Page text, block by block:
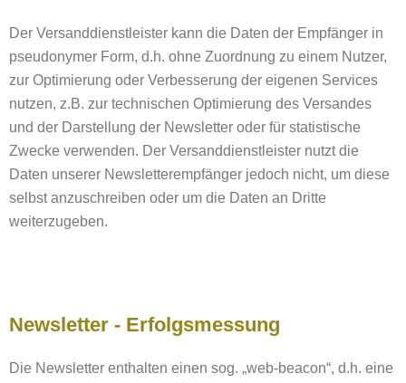
Der Versanddienstleister kann die Daten der Empfänger in
pseudonymer Form, d.h. ohne Zuordnung zu einem Nutzer,
zur Optimierung oder Verbesserung der eigenen Services
nutzen, z.B. zur technischen Optimierung des Versandes
und der Darstellung der Newsletter oder für statistische
Zwecke verwenden. Der Versanddienstleister nutzt die
Daten unserer Newsletterempfänger jedoch nicht, um diese
selbst anzuschreiben oder um die Daten an Dritte
weiterzugeben.
Newsletter - Erfolgsmessung
Die Newsletter enthalten einen sog. „web-beacon“, d.h. eine